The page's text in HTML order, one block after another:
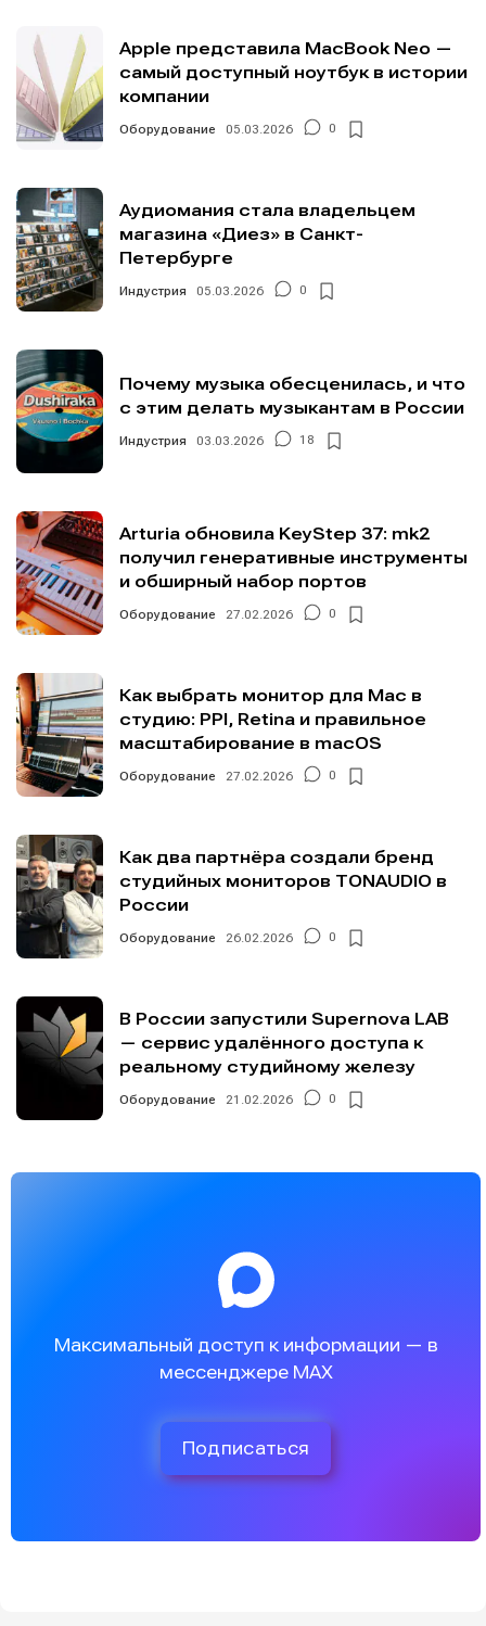
Apple представила MacBook Neo —
самый доступный ноутбук в истории
компании
Оборудование 05.03.2026 0
Аудиомания стала владельцем
магазина «Диез» в Санкт-
Петербурге
Индустрия 05.03.2026 0
Почему музыка обесценилась, и что
с этим делать музыкантам в России
Индустрия 03.03.2026 18
Arturia обновила KeyStep 37: mk2
получил генеративные инструменты
и обширный набор портов
Оборудование 27.02.2026 0
Как выбрать монитор для Mac в
студию: PPI, Retina и правильное
масштабирование в macOS
Оборудование 27.02.2026 0
Как два партнёра создали бренд
студийных мониторов TONAUDIO в
России
Оборудование 26.02.2026 0
В России запустили Supernova LAB
— сервис удалённого доступа к
реальному студийному железу
Оборудование 21.02.2026 0
Максимальный доступ к информации — в
мессенджере MAX
Подписаться